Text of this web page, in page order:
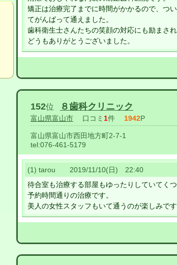
矯正は治療完了までに時間がかかるので、つ
てがんばって通えました。
歯科衛生士さんたちの笑顔の対応にも励まされ
どうもありがとうございました。
152位 ８歯科クリニック
富山県富山市 口コミ 1件 1942P
富山県富山市西田地方町2-7-1
tel:076-461-5179
(1) tarou 2019/11/10(日) 22:40
待合室も治療する部屋もゆったりしていてくつ
予約時間通りの治療です。
美人の女性スタッフもいて通うのが楽しみです